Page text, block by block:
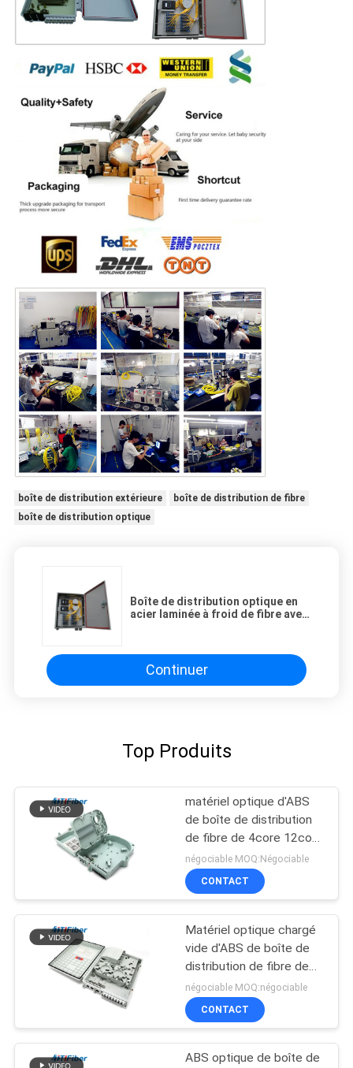
boîte de distribution extérieure
boîte de distribution de fibre
boîte de distribution optique
Boîte de distribution optique en
acier laminée à froid de fibre avec
Continuer
Top Produits
matériel optique d'ABS
de boîte de distribution
de fibre de 4core 12core
24core 48core
négociable MOQ:Négociable
CONTACT
Matériel optique chargé
vide d'ABS de boîte de
distribution de fibre de
noyau extérieur de FTTH
16 plein
négociable MOQ:négociable
CONTACT
ABS optique de boîte de